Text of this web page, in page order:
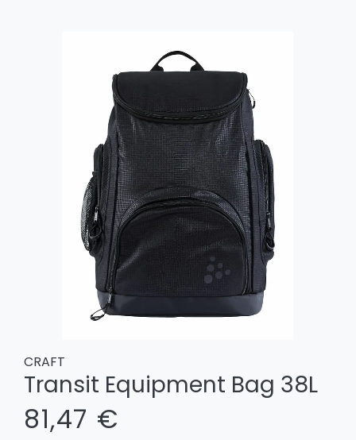
CRAFT
Transit Equipment Bag 38L
81,47 €